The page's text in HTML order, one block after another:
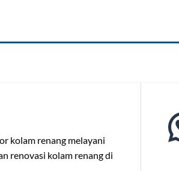
kolam renang melayani
renovasi kolam renang di